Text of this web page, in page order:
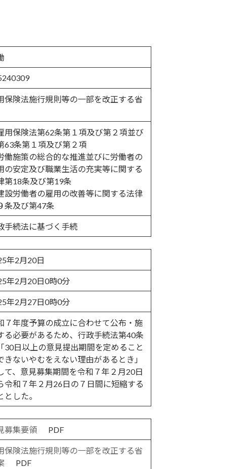
保険法施行規則等の一部を改正する省
用保険法第62条第１項及び第２項並び
63条第１項及び第２項
働施策の総合的な推進並びに労働者の
の安定及び職業生活の充実等に関する
第18条及び第19条
設労働者の雇用の改善等に関する法律
条及び第47条
手続法に基づく手続
年2月20日
年2月20日0時0分
年2月27日0時0分
７年度予算の成立に合わせて公布・施
る必要があるため、行政手続法第40条
30日以上の意見提出期間を定めること
きないやむをえない理由があるとき」
て、意見募集期間を令和７年２月20日
令和７年２月26日の７日間に短縮する
とした。
募集要領PDF
保険法施行規則等の一部を改正する省
PDF